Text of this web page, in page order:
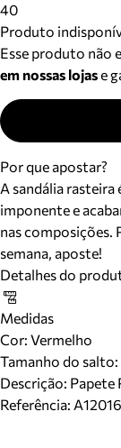
40
Produto
Esse produto não
em nossas lojase
Por que apostar?
A sandália rasteira
imponente e
nas composições.
semana, aposte!
Detalhes do
Medidas
Cor: Vermelho
Tamanho do salto:
Descrição: Papete
Referência: